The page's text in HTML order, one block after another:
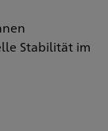
Stabilität im